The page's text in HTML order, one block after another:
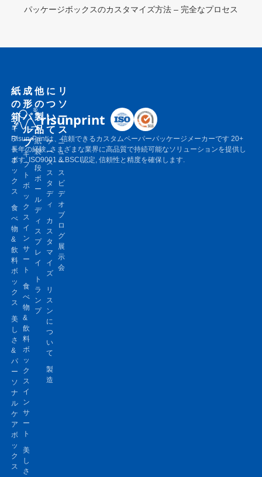
パッケージボックスのカスタマイズ方法 – 完全なプロセス
紙
の
箱
ギ
フ
ト
ボ
ッ
ク
ス
食
べ
物
&
飲
料
ボ
ッ
ク
ス
美
し
さ
&
パ
ー
ソ
ナ
ル
ケ
ア
ボ
ッ
ク
ス
成
形
パ
ル
プ
ギ
フ
ト
ボ
ッ
ク
ス
イ
ン
サ
ー
ト
食
べ
物
&
飲
料
ボ
ッ
ク
ス
イ
ン
サ
ー
ト
美
し
さ
他
の
製
品
紙
袋
段
ボ
ー
ル
デ
ィ
ス
プ
レ
イ
ト
ラ
ン
プ
に
つ
い
て
ケ
ー
ス
ス
タ
デ
ィ
カ
ス
タ
マ
イ
ズ
リ
ス
ン
に
つ
い
て
製
造
リ
ソ
ー
ス
ニ
ュ
ー
ス
ビ
デ
オ
ブ
ロ
グ
展
示
会
risunprint
Risun-Printは、信頼できるカスタムペーパーパッケージメーカーです 20+
長年の経験, さまざまな業界に高品質で持続可能なソリューションを提供し
ます. ISO9001 & BSCI認定, 信頼性と精度を確保します.